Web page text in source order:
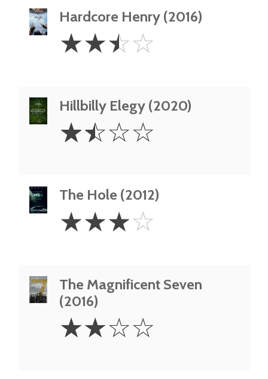
Hardcore Henry (2016)
2.5
Stars
☆☆☆☆
Hillbilly Elegy (2020)
1.5
Stars
☆☆☆☆
The Hole (2012)
Stars
☆☆☆☆
The Magnificent Seven
(2016)
Stars
☆☆☆☆